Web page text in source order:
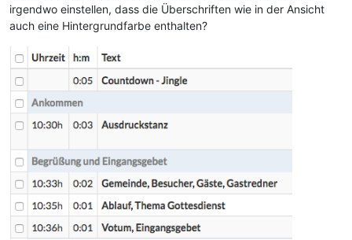
irgendwo einstellen, dass die Überschriften wie in der Ansicht
auch eine Hintergrundfarbe enthalten?